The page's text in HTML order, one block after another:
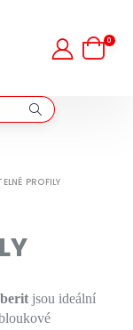
0
PROFILY
jsou ideální